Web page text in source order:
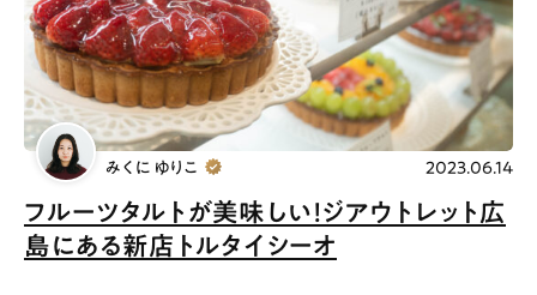
# 宮島
Special Life
Gourmet
Outing
フルーツタルトが美味しい！ジアウトレット広
島にある新店トルタイシーオ
みくに ゆりこ 2023.06.14